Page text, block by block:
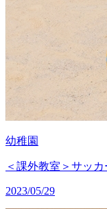
幼稚園
＜課外教室＞サッ
2023/05/29